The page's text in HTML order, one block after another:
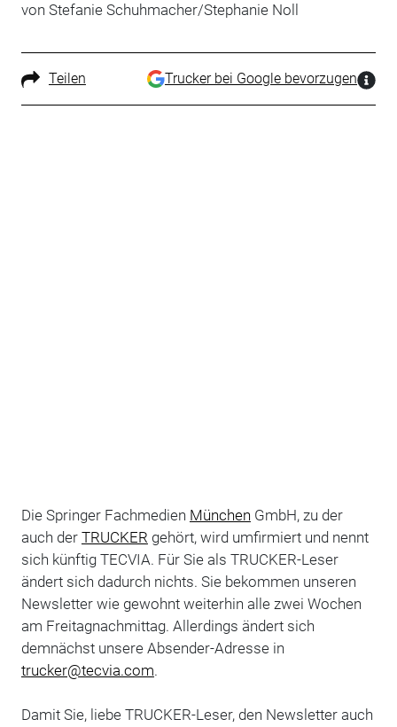
von Stefanie Schuhmacher/Stephanie Noll
Teilen Trucker bei Google bevorzugen
Die Springer Fachmedien München GmbH, zu der
auch der TRUCKER gehört, wird umfirmiert und nennt
sich künftig TECVIA. Für Sie als TRUCKER-Leser
ändert sich dadurch nichts. Sie bekommen unseren
Newsletter wie gewohnt weiterhin alle zwei Wochen
am Freitagnachmittag. Allerdings ändert sich
demnächst unsere Absender-Adresse in
trucker@tecvia.com.
Damit Sie, liebe TRUCKER-Leser, den Newsletter auch